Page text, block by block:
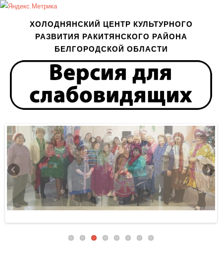
ХОЛОДНЯНСКИЙ ЦЕНТР КУЛЬТУРНОГО
РАЗВИТИЯ РАКИТЯНСКОГО РАЙОНА
БЕЛГОРОДСКОЙ ОБЛАСТИ